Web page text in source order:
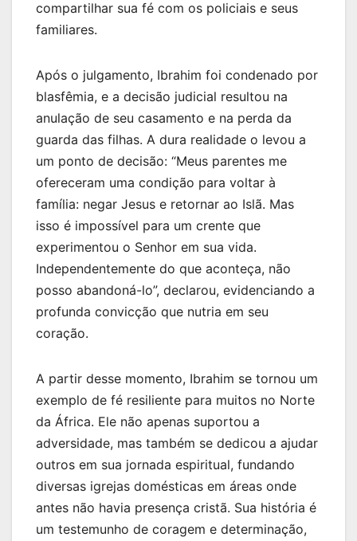
compartilhar sua fé com os policiais e seus
familiares.
Após o julgamento, Ibrahim foi condenado por
blasfêmia, e a decisão judicial resultou na
anulação de seu casamento e na perda da
guarda das filhas. A dura realidade o levou a
um ponto de decisão: “Meus parentes me
ofereceram uma condição para voltar à
família: negar Jesus e retornar ao Islã. Mas
isso é impossível para um crente que
experimentou o Senhor em sua vida.
Independentemente do que aconteça, não
posso abandoná-lo”, declarou, evidenciando a
profunda convicção que nutria em seu
coração.
A partir desse momento, Ibrahim se tornou um
exemplo de fé resiliente para muitos no Norte
da África. Ele não apenas suportou a
adversidade, mas também se dedicou a ajudar
outros em sua jornada espiritual, fundando
diversas igrejas domésticas em áreas onde
antes não havia presença cristã. Sua história é
um testemunho de coragem e determinação,